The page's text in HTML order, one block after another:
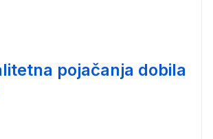
pojačanja dobila